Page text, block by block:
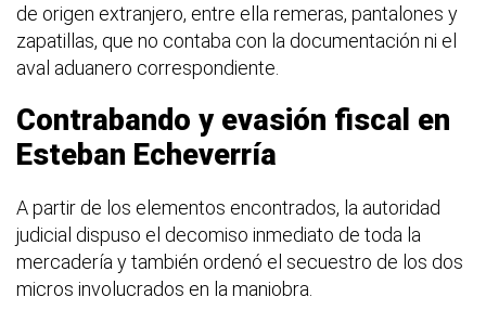
de origen extranjero, entre ella remeras, pantalones y
zapatillas, que no contaba con la documentación ni el
aval aduanero correspondiente.
Contrabando y evasión fiscal en
Esteban Echeverría
A partir de los elementos encontrados, la autoridad
judicial dispuso el decomiso inmediato de toda la
mercadería y también ordenó el secuestro de los dos
micros involucrados en la maniobra.